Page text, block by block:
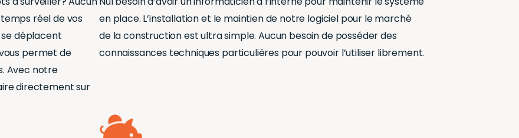
temps réelde vos
déplacent
permet de
Avec notre
directement sur
en place. L’installation et le maintien de notre logiciel pour le marché
de la construction est ultra simple. Aucun besoin de posséder des
connaissances techniques particulières pour pouvoir l’utiliser librement.